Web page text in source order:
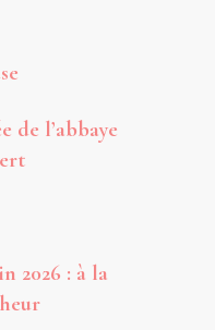
de l’abbaye
2026 : à la